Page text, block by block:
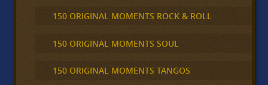
150 ORIGINAL MOMENTS ROCK & ROLL
150 ORIGINAL MOMENTS SOUL
150 ORIGINAL MOMENTS TANGOS